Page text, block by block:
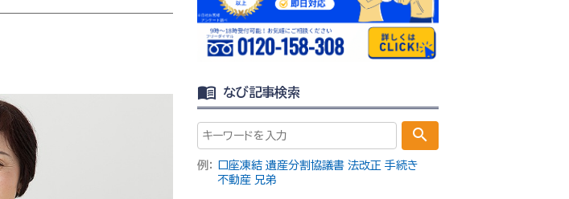
なび記事検索
search
例： 口座凍結 遺産分割協議書 法改正 手続き
不動産 兄弟